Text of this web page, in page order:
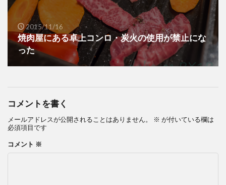
2015/11/16
焼肉屋にある卓上コンロ・炭火の使用が禁止にな
った
コメントを書く
メールアドレスが公開されることはありません。 ※ が付いている欄は
必須項目です
コメント ※